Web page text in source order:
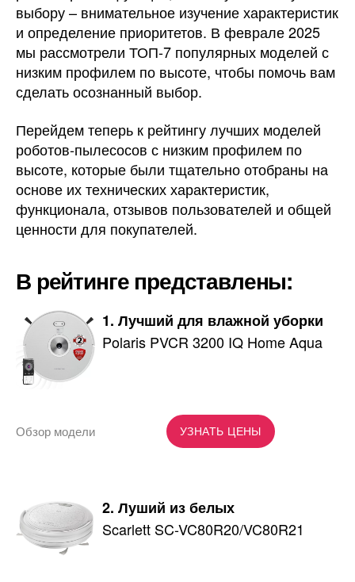
выбору – внимательное изучение характеристик
и определение приоритетов. В феврале 2025
мы рассмотрели ТОП-7 популярных моделей с
низким профилем по высоте, чтобы помочь вам
сделать осознанный выбор.
Перейдем теперь к рейтингу лучших моделей
роботов-пылесосов с низким профилем по
высоте, которые были тщательно отобраны на
основе их технических характеристик,
функционала, отзывов пользователей и общей
ценности для покупателей.
В рейтинге представлены:
1. Лучший для влажной уборки
Polaris PVCR 3200 IQ Home Aqua
УЗНАТЬ ЦЕНЫ
Обзор модели
2. Луший из белых
Scarlett SC-VC80R20/VC80R21